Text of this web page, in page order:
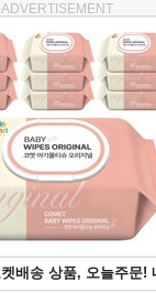
ADVERTISEMENT